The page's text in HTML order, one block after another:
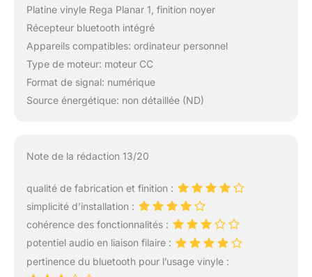
Platine vinyle Rega Planar 1, finition noyer
Récepteur bluetooth intégré
Appareils compatibles: ordinateur personnel
Type de moteur: moteur CC
Format de signal: numérique
Source énergétique: non détaillée (ND)
Note de la rédaction 13/20
qualité de fabrication et finition :
simplicité d’installation :
cohérence des fonctionnalités :
potentiel audio en liaison filaire :
pertinence du bluetooth pour l’usage vinyle :